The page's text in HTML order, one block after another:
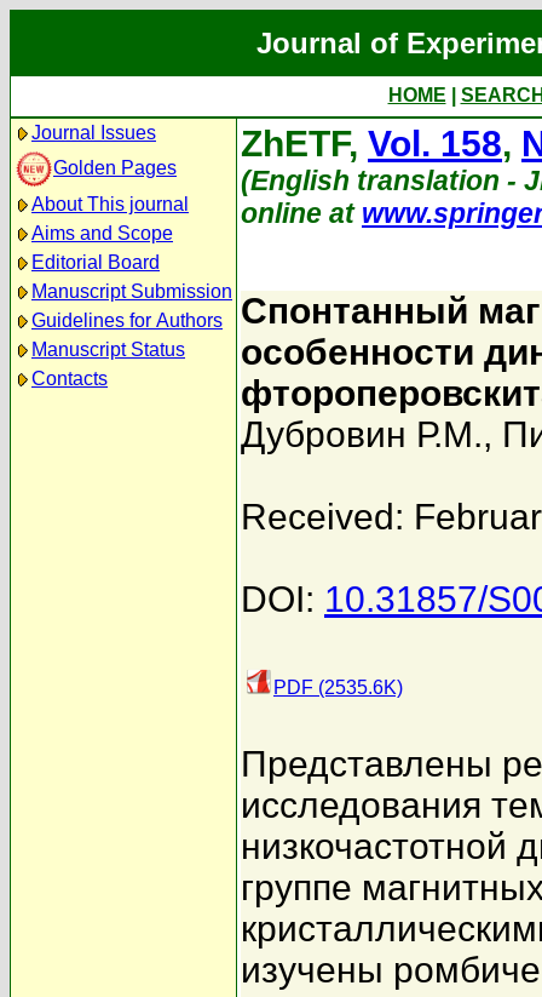
Journal of
HOME
Journal Issues
Golden Pages
About This journal
Aims and Scope
Editorial Board
Manuscript Submission
Guidelines for Authors
Manuscript Status
Contacts
ZhETF, Vol. 158,
(English translation -
online at
Спонтанный
особенности
Дубровин Р.М.,
Received:
DOI: 10.31857/
PDF (2535.6K)
Представлены
исследования
низкочастотной
группе
изучены